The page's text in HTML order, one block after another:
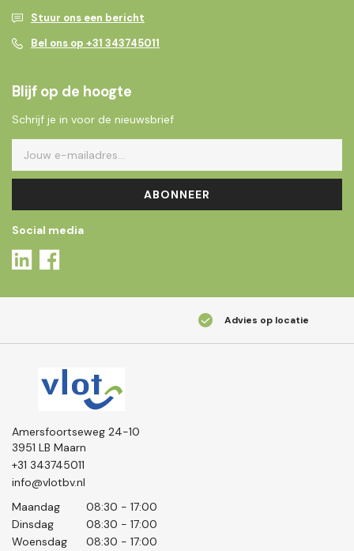
Stuur ons een bericht
Bel ons op +31 343745011
Blijf op de hoogte
Schrijf je in voor de nieuwsbrief
ABONNEER
Social media
Advies op locatie
Amersfoortseweg 24-10
3951 LB Maarn
+31 343745011
info@vlotbv.nl
Maandag
08:30 - 17:00
Dinsdag
08:30 - 17:00
Woensdag
08:30 - 17:00